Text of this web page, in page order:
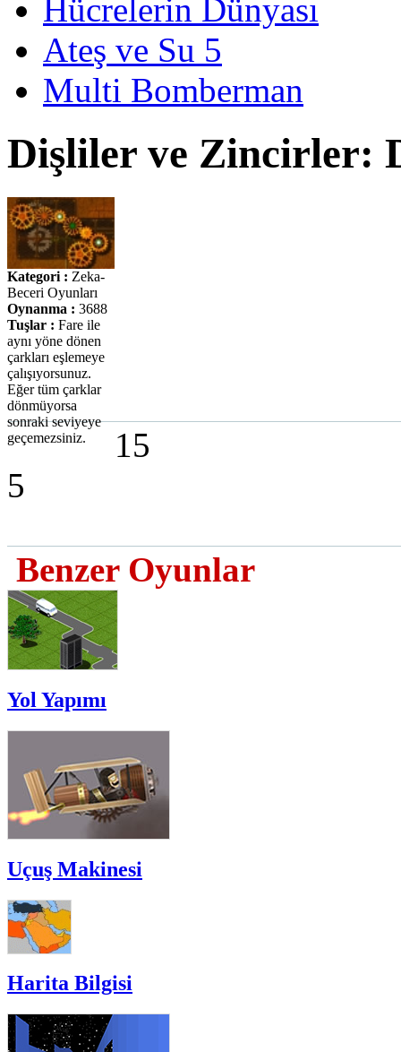
Hücrelerin Dünyası
Ateş ve Su 5
Multi Bomberman
Dişliler ve Zincirler:
Kategori : Zeka-
Beceri Oyunları
Oynanma : 3688
Tuşlar : Fare ile
aynı yöne dönen
çarkları eşlemeye
çalışıyorsunuz.
Eğer tüm çarklar
dönmüyorsa
sonraki seviyeye
geçemezsiniz.
15
5
Benzer Oyunlar
Yol Yapımı
Uçuş Makinesi
Harita Bilgisi